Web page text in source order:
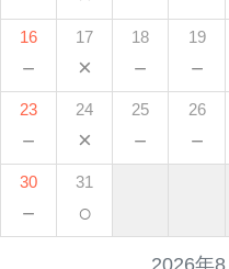
2026年8
16
－
17
×
18
－
19
－
23
－
24
×
25
－
26
－
30
－
31
○